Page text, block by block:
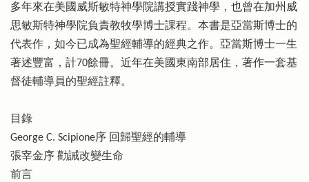
多年來在美國威斯敏特神學院講授實踐神學，也曾在加州威
思敏斯特神學院負責教牧學博士課程。本書是亞當斯博士的
代表作，如今已成為聖經輔導的經典之作。亞當斯博士一生
著述豐富，計70餘冊。近年在美國東南部居住，著作一套基
督徒輔導員的聖經註釋。
目錄
George C. Scipione序 回歸聖經的輔導
張宰金序 勸誡改變生命
前言